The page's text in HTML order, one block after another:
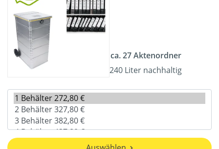
ca. 27 Aktenordner
240 Liter nachhaltig